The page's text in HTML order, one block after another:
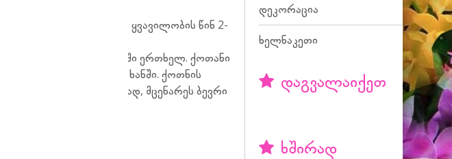
ზრდის დაწყებისას ან ყვავილობის წინ 2-
კი 2-3 წელიწადში ერთხელ. ქოთანი
გაიზრდება ცოტა ხანში. ქოთნის
იქნება ზედმეტად, მცენარეს ბევრი
არ დაზიანდეს.
დეკორაცია
ხელნაკეთი
დაგვალაიქეთ
ხშირად